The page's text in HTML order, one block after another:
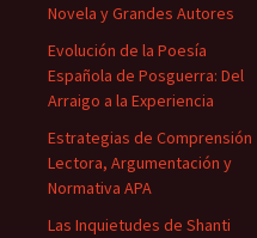
Novela y Grandes Autores
Evolución de la Poesía
Española de Posguerra: Del
Arraigo a la Experiencia
Estrategias de Comprensión
Lectora, Argumentación y
Normativa APA
Las Inquietudes de Shanti